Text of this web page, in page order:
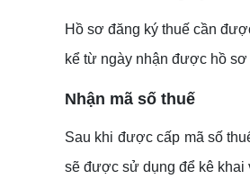
Hồ sơ đăng ký thuế cần
kể từ ngày nhận được hồ
Nhận mã số thuế
Sau khi được cấp mã số
sẽ được sử dụng để kê khai